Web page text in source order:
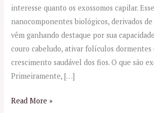
interesse quanto os exossomos capilar.
nanocomponentes biológicos, derivados
vêm ganhando destaque por sua
couro cabeludo, ativar folículos dormentes
crescimento saudável dos fios. O que são
Primeiramente, […]
Read More »